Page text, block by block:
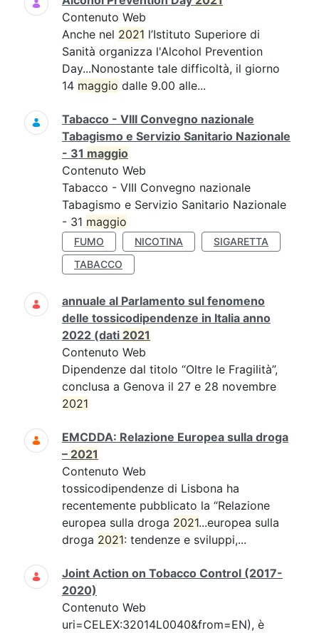
Contenuto Web
Anche nel 2021 l’Istituto Superiore di
Sanità organizza l'Alcohol Prevention
Day...Nonostante tale difficoltà, il giorno
14 maggio dalle 9.00 alle...
Tabacco - VIII Convegno nazionale
Tabagismo e Servizio Sanitario Nazionale
- 31 maggio
Contenuto Web
Tabacco - VIII Convegno nazionale
Tabagismo e Servizio Sanitario Nazionale
- 31 maggio
FUMO NICOTINA
SIGARETTA
TABACCO
annuale al Parlamento sul fenomeno
delle tossicodipendenze in Italia anno
2022 (dati 2021
Contenuto Web
Dipendenze dal titolo “Oltre le Fragilità”,
conclusa a Genova il 27 e 28 novembre
2021
EMCDDA: Relazione Europea sulla droga
– 2021
Contenuto Web
tossicodipendenze di Lisbona ha
recentemente pubblicato la “Relazione
europea sulla droga 2021...europea sulla
droga 2021: tendenze e sviluppi,...
Joint Action on Tobacco Control (2017-
2020)
Contenuto Web
uri=CELEX:32014L0040&from=EN), è